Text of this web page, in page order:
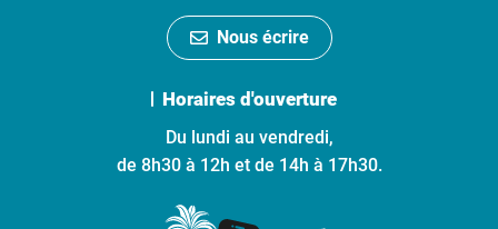
Nous écrire
Horaires d'ouverture
Du lundi au vendredi,
de 8h30 à 12h et de 14h à 17h30.